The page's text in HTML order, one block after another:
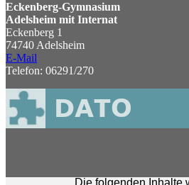
Eckenberg-Gymnasium
Adelsheim mit Internat
Eckenberg 1
74740 Adelsheim
E-Mail
Telefon: 06291/270